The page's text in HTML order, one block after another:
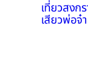
เที่ยวสงก
เสียวพ่อจ๋